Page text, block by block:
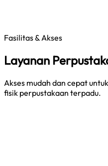
Fasilitas & Akses
Layanan
Akses mudah dan cepat
fisik perpustakaan terpadu.